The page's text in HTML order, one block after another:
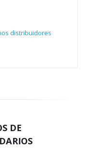
distribuidores
DE